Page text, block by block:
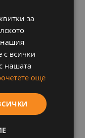
ENGLISH
за
с всички
нашата
още